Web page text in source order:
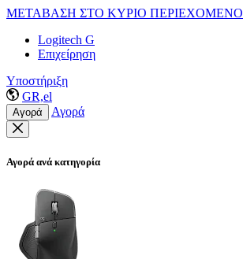
ΜΕΤΑΒΑΣΗ ΣΤΟ ΚΥΡΙΟ ΠΕΡΙΕΧΟΜΕΝΟ
Logitech G
Επιχείρηση
Υποστήριξη
GR,el
Αγορά Αγορά
Αγορά ανά κατηγορία